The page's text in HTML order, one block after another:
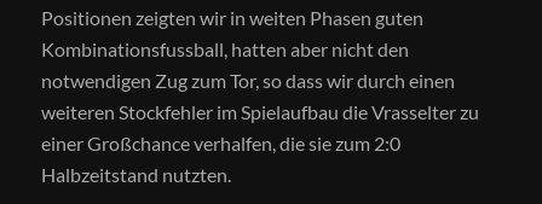
Positionen zeigten wir in weiten Phasen guten
Kombinationsfussball, hatten aber nicht den
notwendigen Zug zum Tor, so dass wir durch einen
weiteren Stockfehler im Spielaufbau die Vrasselter zu
einer Großchance verhalfen, die sie zum 2:0
Halbzeitstand nutzten.